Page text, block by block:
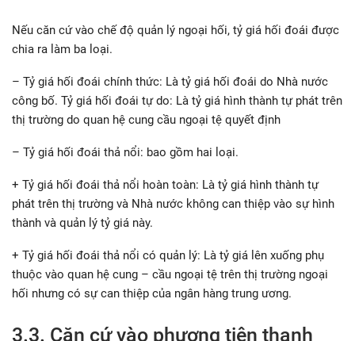
Nếu căn cứ vào chế độ quản lý ngoại hối, tỷ giá hối đoái được
chia ra làm ba loại.
– Tỷ giá hối đoái chính thức: Là tỷ giá hối đoái do Nhà nước
công bố. Tỷ giá hối đoái tự do: Là tỷ giá hình thành tự phát trên
thị trường do quan hệ cung cầu ngoại tệ quyết định
– Tỷ giá hối đoái thả nổi: bao gồm hai loại.
+ Tỷ giá hối đoái thả nổi hoàn toàn: Là tỷ giá hình thành tự
phát trên thị trường và Nhà nước không can thiệp vào sự hình
thành và quản lý tỷ giá này.
+ Tỷ giá hối đoái thả nổi có quản lý: Là tỷ giá lên xuống phụ
thuộc vào quan hệ cung – cầu ngoại tệ trên thị trường ngoại
hối nhưng có sự can thiệp của ngân hàng trung ương.
3.3. Căn cứ vào phương tiện thanh